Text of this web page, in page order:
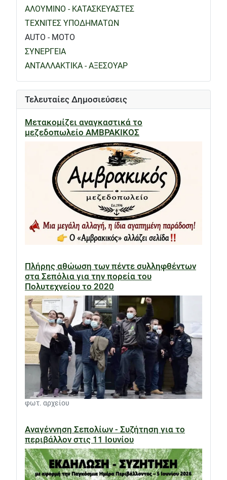
ΑΛΟΥΜΙΝΟ - ΚΑΤΑΣΚΕΥΑΣΤΕΣ
ΤΕΧΝΙΤΕΣ ΥΠΟΔΗΜΑΤΩΝ
AUTO - MOTO
ΣΥΝΕΡΓΕΙΑ
ΑΝΤΑΛΛΑΚΤΙΚΑ - ΑΞΕΣΟΥΑΡ
Τελευταίες Δημοσιεύσεις
Μετακομίζει αναγκαστικά το
μεζεδοπωλείο ΑΜΒΡΑΚΙΚΟΣ
Πλήρης αθώωση των πέντε συλληφθέντων
στα Σεπόλια για την πορεία του
Πολυτεχνείου το 2020
φωτ. αρχείου
Αναγέννηση Σεπολίων - Συζήτηση για το
περιβάλλον στις 11 Ιουνίου